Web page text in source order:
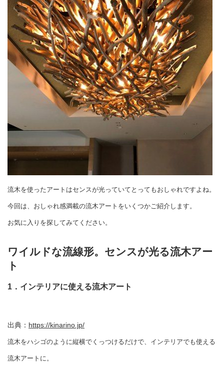
流木を使ったアートはセンスが光っていてとってもおしゃれですよね。
今回は、おしゃれ感満載の流木アートをいくつかご紹介します。
お気に入りを探してみてください。
ワイルドな流線形。センスが光る流木アー
ト
1．インテリアに使える流木アート
出典： https://kinarino.jp/
流木をハシゴのように縦横でくっつけるだけで、インテリアでも使える
流木アートに。